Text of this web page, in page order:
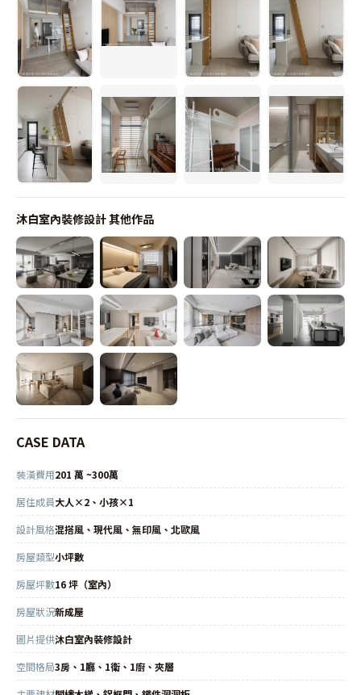
沐白室內裝修設計其他作品
CASE DATA
裝潢費用201 萬 ~300萬
居住成員大人×2、小孩×1
設計風格混搭風、現代風、無印風、北歐風
房屋類型小坪數
房屋坪數16 坪（室內）
房屋狀況新成屋
圖片提供沐白室內裝修設計
空間格局3房、1廳、1衛、1廚、夾層